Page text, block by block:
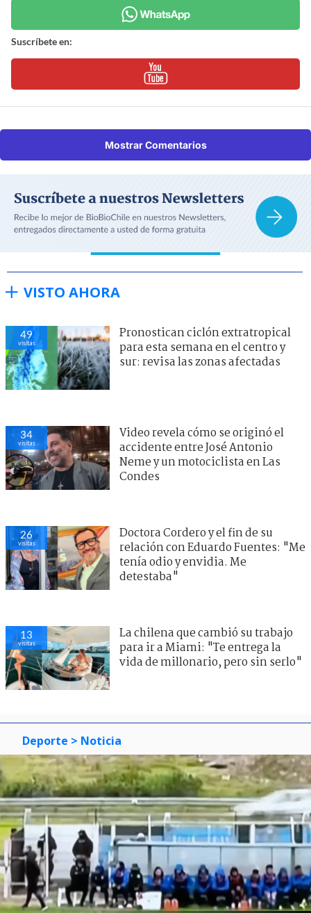
Suscríbete en:
Mostrar Comentarios
VISTO AHORA
49
visitas
Pronostican ciclón extratropical
para esta semana en el centro y
sur: revisa las zonas afectadas
34
visitas
Video revela cómo se originó el
accidente entre José Antonio
Neme y un motociclista en Las
Condes
26
visitas
Doctora Cordero y el fin de su
relación con Eduardo Fuentes: "Me
tenía odio y envidia. Me
detestaba"
13
visitas
La chilena que cambió su trabajo
para ir a Miami: "Te entrega la
vida de millonario, pero sin serlo"
Deporte > Noticia